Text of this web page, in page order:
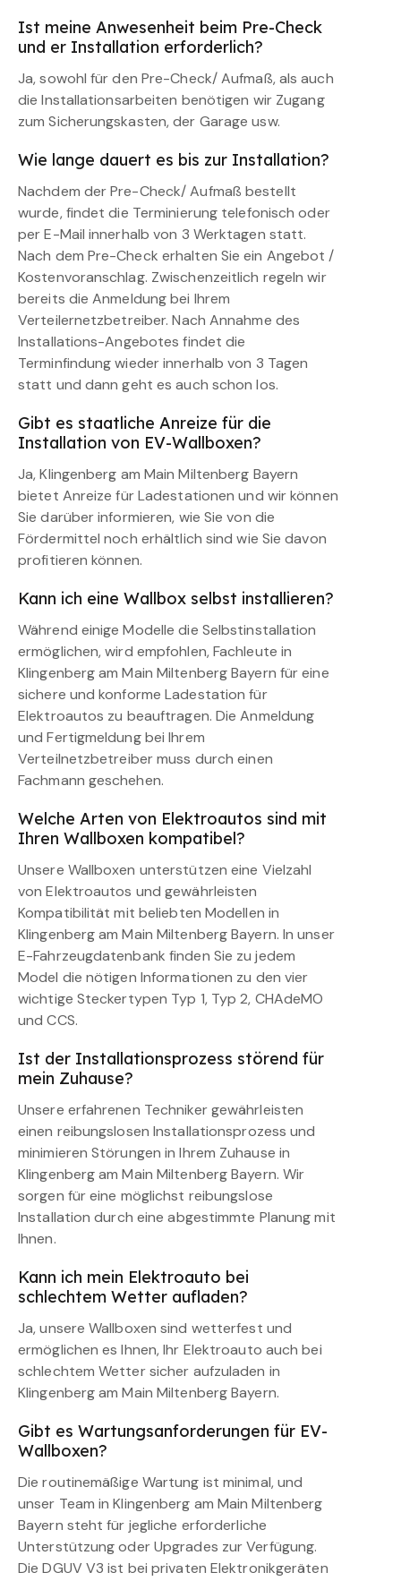
Ist meine Anwesenheit beim Pre-Check
und er Installation erforderlich?
Ja, sowohl für den Pre-Check/ Aufmaß, als auch
die Installationsarbeiten benötigen wir Zugang
zum Sicherungskasten, der Garage usw.
Wie lange dauert es bis zur Installation?
Nachdem der Pre-Check/ Aufmaß bestellt
wurde, findet die Terminierung telefonisch oder
per E-Mail innerhalb von 3 Werktagen statt.
Nach dem Pre-Check erhalten Sie ein Angebot /
Kostenvoranschlag. Zwischenzeitlich regeln wir
bereits die Anmeldung bei Ihrem
Verteilernetzbetreiber. Nach Annahme des
Installations-Angebotes findet die
Terminfindung wieder innerhalb von 3 Tagen
statt und dann geht es auch schon los.
Gibt es staatliche Anreize für die
Installation von EV-Wallboxen?
Ja, Klingenberg am Main Miltenberg Bayern
bietet Anreize für Ladestationen und wir können
Sie darüber informieren, wie Sie von die
Fördermittel noch erhältlich sind wie Sie davon
profitieren können.
Kann ich eine Wallbox selbst installieren?
Während einige Modelle die Selbstinstallation
ermöglichen, wird empfohlen, Fachleute in
Klingenberg am Main Miltenberg Bayern für eine
sichere und konforme Ladestation für
Elektroautos zu beauftragen. Die Anmeldung
und Fertigmeldung bei Ihrem
Verteilnetzbetreiber muss durch einen
Fachmann geschehen.
Welche Arten von Elektroautos sind mit
Ihren Wallboxen kompatibel?
Unsere Wallboxen unterstützen eine Vielzahl
von Elektroautos und gewährleisten
Kompatibilität mit beliebten Modellen in
Klingenberg am Main Miltenberg Bayern. In unser
E-Fahrzeugdatenbank finden Sie zu jedem
Model die nötigen Informationen zu den vier
wichtige Steckertypen Typ 1, Typ 2, CHAdeMO
und CCS.
Ist der Installationsprozess störend für
mein Zuhause?
Unsere erfahrenen Techniker gewährleisten
einen reibungslosen Installationsprozess und
minimieren Störungen in Ihrem Zuhause in
Klingenberg am Main Miltenberg Bayern. Wir
sorgen für eine möglichst reibungslose
Installation durch eine abgestimmte Planung mit
Ihnen.
Kann ich mein Elektroauto bei
schlechtem Wetter aufladen?
Ja, unsere Wallboxen sind wetterfest und
ermöglichen es Ihnen, Ihr Elektroauto auch bei
schlechtem Wetter sicher aufzuladen in
Klingenberg am Main Miltenberg Bayern.
Gibt es Wartungsanforderungen für EV-
Wallboxen?
Die routinemäßige Wartung ist minimal, und
unser Team in Klingenberg am Main Miltenberg
Bayern steht für jegliche erforderliche
Unterstützung oder Upgrades zur Verfügung.
Die DGUV V3 ist bei privaten Elektronikgeräten